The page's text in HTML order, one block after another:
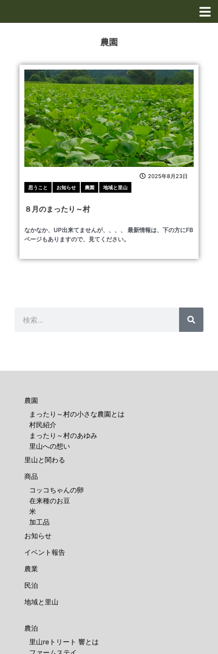
農園
2025年8月23日
思うこと お知らせ 農園 地域と里山
８月のまったり～村
なかなか、UP出来てませんが、、、、 最新情報は、下の方にFB
ページもありますので、見てください。
農園
まったり～村の小さな農園とは
村民紹介
まったり～村のあゆみ
里山への想い
里山と関わる
商品
コッコちゃんの卵
在来種のお豆
米
加工品
お知らせ
イベント報告
農業
民泊
地域と里山
農泊
里山reトリート 響とは